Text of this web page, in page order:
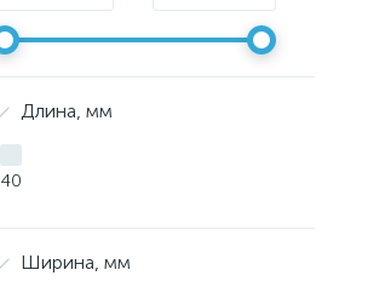
Длина, мм
40
Ширина, мм